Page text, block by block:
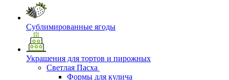
Сублимированные ягоды
Украшения для тортов и пирожных
Светлая Пасха
Формы для кулича